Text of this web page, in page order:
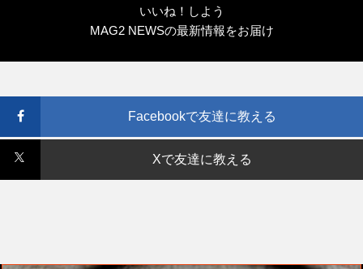
いいね！しよう
MAG2 NEWSの最新情報をお届け
Facebookで友達に教える
Xで友達に教える